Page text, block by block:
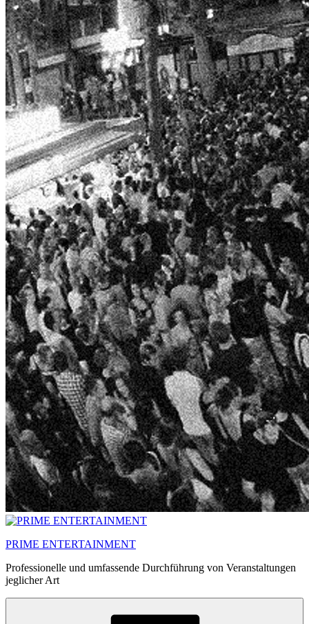
PRIME ENTERTAINMENT
Professionelle und umfassende Durchführung von Veranstaltungen
jeglicher Art